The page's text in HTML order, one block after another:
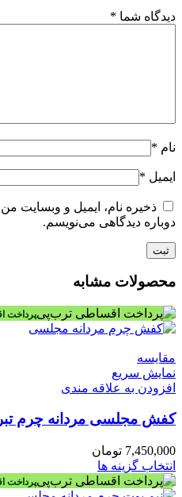
دیدگاه شما *
نام *
ایمیل *
ذخیره نام، ایمیل و وبسایت
دوباره دیدگاهی می‌نویسم.
محصولات مشابه
پرداخت
مقايسه
نمایش سریع
افزودن به علاقه مندی
کفش مجلسی مردانه چرم تبریز
7,450,000 تومان
انتخاب گزینه ها
پرداخت